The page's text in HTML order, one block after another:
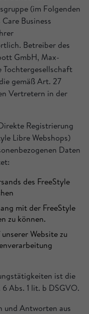
(im Folgenden
Business
Betreiber des
GmbH, Max-
Tochtergesellschaft
gemäß Art. 27
Vertretern in der
Registrierung
Libre Webshops)
Daten
des FreeStyle
mit der FreeStyle
zu können.
Website zu
ist die
Abs. 1 lit. b DSGVO.
und Antworten aus